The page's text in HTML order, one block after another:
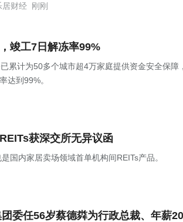
居财经 刚刚
竣工7日解冻率99%
累计为50多个城市超4万家庭提供资金安全保障
达到99%。
获深交所无异议函
国内家居卖场领域首单机构间REITs产品。
委任56岁蔡德粦为行政总裁、年薪